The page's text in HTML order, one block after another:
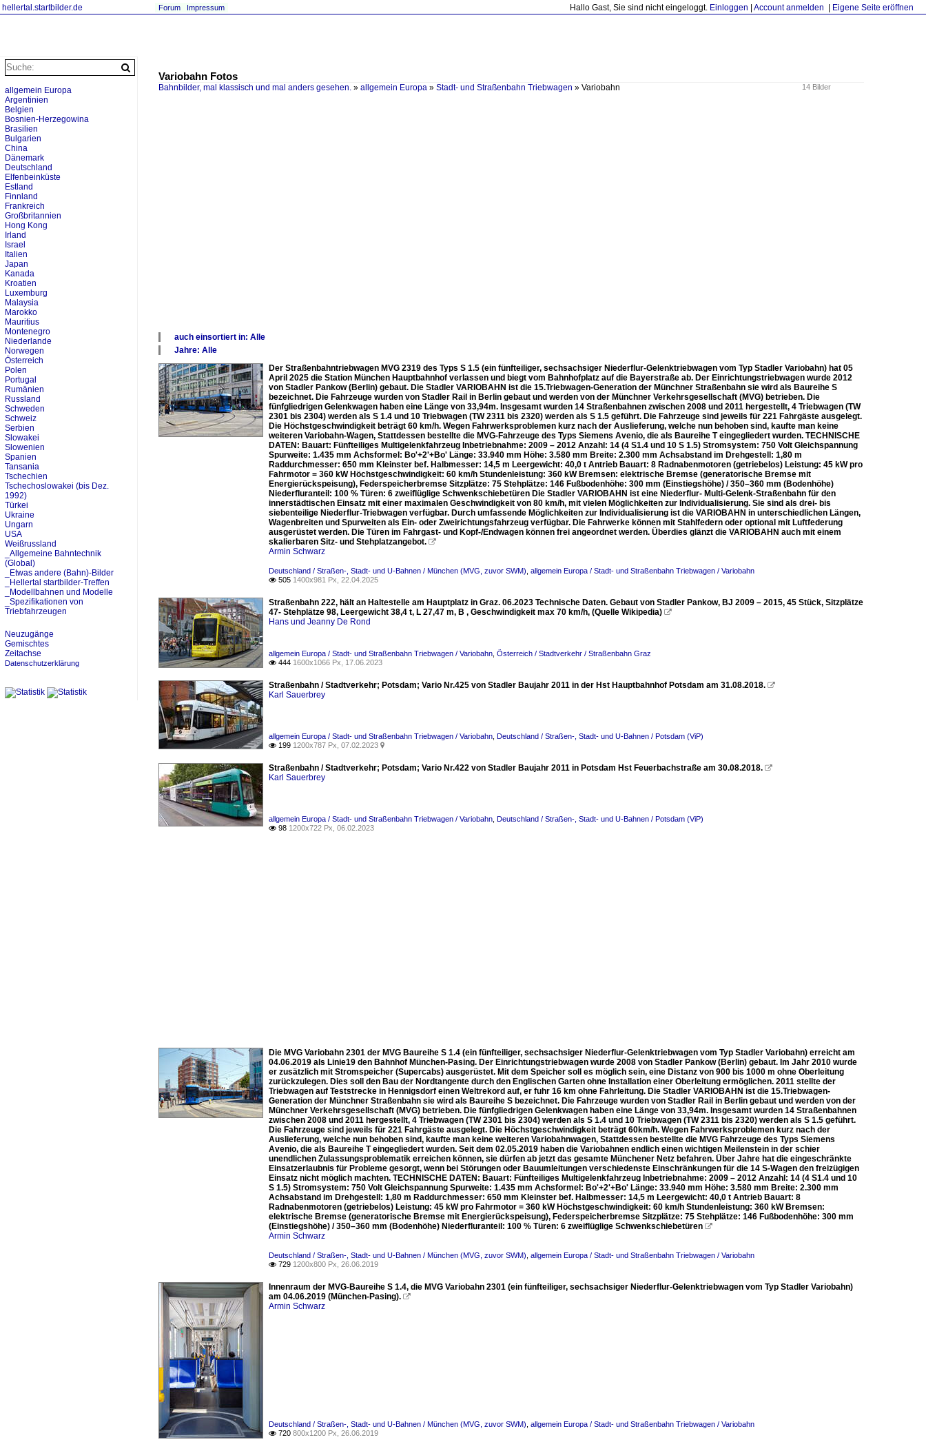
hellertal.startbilder.de Hallo Gast, Sie sind nicht eingeloggt. Einloggen Account anmelden Eigene Seite eröffnen
Forum Impressum
Variobahn Fotos
14 Bilder
Bahnbilder, mal klassisch und mal anders gesehen. » allgemein Europa » Stadt- und Straßenbahn Triebwagen » Variobahn
auch einsortiert in: Alle
Deutschland
Österreich
Jahre: Alle
Alle Jahre
2010
2020
Der Straßenbahntriebwagen MVG 2319 des Typs S 1.5 (ein fünfteiliger, sechsachsiger Niederflur-Gelenktriebwagen vom Typ Stadler Variobahn) hat 05
April 2025 die Station München Hauptbahnhof verlassen und biegt vom Bahnhofplatz auf die Bayerstraße ab. Der Einrichtungstriebwagen wurde 2012
von Stadler Pankow (Berlin) gebaut. Die Stadler VARIOBAHN ist die 15.Triebwagen-Generation der Münchner Straßenbahn sie wird als Baureihe S
bezeichnet. Die Fahrzeuge wurden von Stadler Rail in Berlin gebaut und werden von der Münchner Verkehrsgesellschaft (MVG) betrieben. Die
fünfgliedrigen Gelenkwagen haben eine Länge von 33,94m. Insgesamt wurden 14 Straßenbahnen zwischen 2008 und 2011 hergestellt, 4 Triebwagen (TW
2301 bis 2304) werden als S 1.4 und 10 Triebwagen (TW 2311 bis 2320) werden als S 1.5 geführt. Die Fahrzeuge sind jeweils für 221 Fahrgäste ausgelegt.
Die Höchstgeschwindigkeit beträgt 60 km/h. Wegen Fahrwerksproblemen kurz nach der Auslieferung, welche nun behoben sind, kaufte man keine
weiteren Variobahn-Wagen, Stattdessen bestellte die MVG-Fahrzeuge des Typs Siemens Avenio, die als Baureihe T eingegliedert wurden. TECHNISCHE
DATEN: Bauart: Fünfteiliges Multigelenkfahrzeug Inbetriebnahme: 2009 – 2012 Anzahl: 14 (4 S1.4 und 10 S 1.5) Stromsystem: 750 Volt Gleichspannung
Spurweite: 1.435 mm Achsformel: Bo'+2'+Bo' Länge: 33.940 mm Höhe: 3.580 mm Breite: 2.300 mm Achsabstand im Drehgestell: 1,80 m
Raddurchmesser: 650 mm Kleinster bef. Halbmesser: 14,5 m Leergewicht: 40,0 t Antrieb Bauart: 8 Radnabenmotoren (getriebelos) Leistung: 45 kW pro
Fahrmotor = 360 kW Höchstgeschwindigkeit: 60 km/h Stundenleistung: 360 kW Bremsen: elektrische Bremse (generatorische Bremse mit
Energierückspeisung), Federspeicherbremse Sitzplätze: 75 Stehplätze: 146 Fußbodenhöhe: 300 mm (Einstiegshöhe) / 350–360 mm (Bodenhöhe)
Niederfluranteil: 100 % Türen: 6 zweiflüglige Schwenkschiebetüren Die Stadler VARIOBAHN ist eine Niederflur- Multi-Gelenk-Straßenbahn für den
innerstädtischen Einsatz mit einer maximalen Geschwindigkeit von 80 km/h, mit vielen Möglichkeiten zur Individualisierung. Sie sind als drei- bis
siebenteilige Niederflur-Triebwagen verfügbar. Durch umfassende Möglichkeiten zur Individualisierung ist die VARIOBAHN in unterschiedlichen Längen,
Wagenbreiten und Spurweiten als Ein- oder Zweirichtungsfahrzeug verfügbar. Die Fahrwerke können mit Stahlfedern oder optional mit Luftfederung
ausgerüstet werden. Die Türen im Fahrgast- und Kopf-/Endwagen können frei angeordnet werden. Überdies glänzt die VARIOBAHN auch mit einem
skalierbaren Sitz- und Stehplatzangebot. 
Armin Schwarz
Deutschland / Straßen-, Stadt- und U-Bahnen / München (MVG, zuvor SWM) allgemein Europa / Stadt- und Straßenbahn Triebwagen / Variobahn
 505 1400x981 Px, 22.04.2025
Straßenbahn 222, hält an Haltestelle am Hauptplatz in Graz. 06.2023 Technische Daten. Gebaut von Stadler Pankow, BJ 2009 – 2015, 45 Stück, Sitzplätze
47- Stehplätze 98, Leergewicht 38,4 t, L 27,47 m, B , Geschwindigkeit max 70 km/h, (Quelle Wikipedia) 
Hans und Jeanny De Rond
allgemein Europa / Stadt- und Straßenbahn Triebwagen / Variobahn Österreich / Stadtverkehr / Straßenbahn Graz
 444 1600x1066 Px, 17.06.2023
Straßenbahn / Stadtverkehr; Potsdam; Vario Nr.425 von Stadler Baujahr 2011 in der Hst Hauptbahnhof Potsdam am 31.08.2018. 
Karl Sauerbrey
allgemein Europa / Stadt- und Straßenbahn Triebwagen / Variobahn Deutschland / Straßen-, Stadt- und U-Bahnen / Potsdam (ViP)
 199 1200x787 Px, 07.02.2023 
Straßenbahn / Stadtverkehr; Potsdam; Vario Nr.422 von Stadler Baujahr 2011 in Potsdam Hst Feuerbachstraße am 30.08.2018. 
Karl Sauerbrey
allgemein Europa / Stadt- und Straßenbahn Triebwagen / Variobahn Deutschland / Straßen-, Stadt- und U-Bahnen / Potsdam (ViP)
 98 1200x722 Px, 06.02.2023
Die MVG Variobahn 2301 der MVG Baureihe S 1.4 (ein fünfteiliger, sechsachsiger Niederflur-Gelenktriebwagen vom Typ Stadler Variobahn) erreicht am
04.06.2019 als Linie19 den Bahnhof München-Pasing. Der Einrichtungstriebwagen wurde 2008 von Stadler Pankow (Berlin) gebaut. Im Jahr 2010 wurde
er zusätzlich mit Stromspeicher (Supercabs) ausgerüstet. Mit dem Speicher soll es möglich sein, eine Distanz von 900 bis 1000 m ohne Oberleitung
zurückzulegen. Dies soll den Bau der Nordtangente durch den Englischen Garten ohne Installation einer Oberleitung ermöglichen. 2011 stellte der
Triebwagen auf Teststrecke in Hennigsdorf einen Weltrekord auf, er fuhr 16 km ohne Fahrleitung. Die Stadler VARIOBAHN ist die 15.Triebwagen-
Generation der Münchner Straßenbahn sie wird als Baureihe S bezeichnet. Die Fahrzeuge wurden von Stadler Rail in Berlin gebaut und werden von der
Münchner Verkehrsgesellschaft (MVG) betrieben. Die fünfgliedrigen Gelenkwagen haben eine Länge von 33,94m. Insgesamt wurden 14 Straßenbahnen
zwischen 2008 und 2011 hergestellt, 4 Triebwagen (TW 2301 bis 2304) werden als S 1.4 und 10 Triebwagen (TW 2311 bis 2320) werden als S 1.5 geführt.
Die Fahrzeuge sind jeweils für 221 Fahrgäste ausgelegt. Die Höchstgeschwindigkeit beträgt 60km/h. Wegen Fahrwerksproblemen kurz nach der
Auslieferung, welche nun behoben sind, kaufte man keine weiteren Variobahnwagen, Stattdessen bestellte die MVG Fahrzeuge des Typs Siemens
Avenio, die als Baureihe T eingegliedert wurden. Seit dem 02.05.2019 haben die Variobahnen endlich einen wichtigen Meilenstein in der schier
unendlichen Zulassungsproblematik erreichen können, sie dürfen ab jetzt das gesamte Münchener Netz befahren. Über Jahre hat die eingeschränkte
Einsatzerlaubnis für Probleme gesorgt, wenn bei Störungen oder Bauumleitungen verschiedenste Einschränkungen für die 14 S-Wagen den freizügigen
Einsatz nicht möglich machten. TECHNISCHE DATEN: Bauart: Fünfteiliges Multigelenkfahrzeug Inbetriebnahme: 2009 – 2012 Anzahl: 14 (4 S1.4 und 10
S 1.5) Stromsystem: 750 Volt Gleichspannung Spurweite: 1.435 mm Achsformel: Bo'+2'+Bo' Länge: 33.940 mm Höhe: 3.580 mm Breite: 2.300 mm
Achsabstand im Drehgestell: 1,80 m Raddurchmesser: 650 mm Kleinster bef. Halbmesser: 14,5 m Leergewicht: 40,0 t Antrieb Bauart: 8
Radnabenmotoren (getriebelos) Leistung: 45 kW pro Fahrmotor = 360 kW Höchstgeschwindigkeit: 60 km/h Stundenleistung: 360 kW Bremsen:
elektrische Bremse (generatorische Bremse mit Energierückspeisung), Federspeicherbremse Sitzplätze: 75 Stehplätze: 146 Fußbodenhöhe: 300 mm
(Einstiegshöhe) / 350–360 mm (Bodenhöhe) Niederfluranteil: 100 % Türen: 6 zweiflüglige Schwenkschiebetüren 
Armin Schwarz
Deutschland / Straßen-, Stadt- und U-Bahnen / München (MVG, zuvor SWM) allgemein Europa / Stadt- und Straßenbahn Triebwagen / Variobahn
 729 1200x800 Px, 26.06.2019
Innenraum der MVG-Baureihe S 1.4, die MVG Variobahn 2301 (ein fünfteiliger, sechsachsiger Niederflur-Gelenktriebwagen vom Typ Stadler Variobahn)
am 04.06.2019 (München-Pasing). 
Armin Schwarz
Deutschland / Straßen-, Stadt- und U-Bahnen / München (MVG, zuvor SWM) allgemein Europa / Stadt- und Straßenbahn Triebwagen / Variobahn
 720 800x1200 Px, 26.06.2019
allgemein Europa
Argentinien
Belgien
Bosnien-Herzegowina
Brasilien
Bulgarien
China
Dänemark
Deutschland
Elfenbeinküste
Estland
Finnland
Frankreich
Großbritannien
Hong Kong
Irland
Israel
Italien
Japan
Kanada
Kroatien
Luxemburg
Malaysia
Marokko
Mauritius
Montenegro
Niederlande
Norwegen
Österreich
Polen
Portugal
Rumänien
Russland
Schweden
Schweiz
Serbien
Slowakei
Slowenien
Spanien
Tansania
Tschechien
Tschechoslowakei (bis Dez.
1992)
Türkei
Ukraine
Ungarn
USA
Weißrussland
_Allgemeine Bahntechnik
(Global)
_Etwas andere (Bahn)-Bilder
_Hellertal startbilder-Treffen
_Modellbahnen und Modelle
_Spezifikationen von
Triebfahrzeugen
Neuzugänge
Gemischtes
Zeitachse
Datenschutzerklärung